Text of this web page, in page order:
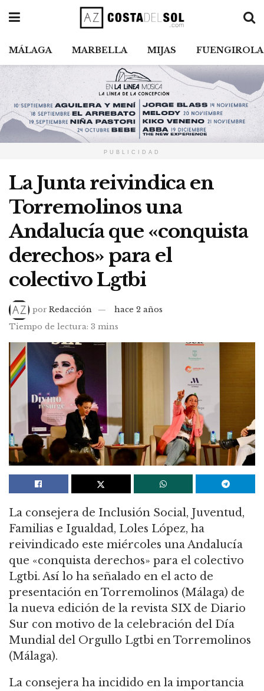
MÁLAGA MARBELLA MIJAS FUENGIROLA
PUBLICIDAD
La Junta reivindica en
Torremolinos una
Andalucía que «conquista
derechos» para el
colectivo Lgtbi
por Redacción
hace 2 años
Tiempo de lectura: 3 mins
La consejera de Inclusión Social, Juventud,
Familias e Igualdad, Loles López, ha
reivindicado este miércoles una Andalucía
que «conquista derechos» para el colectivo
Lgtbi. Así lo ha señalado en el acto de
presentación en Torremolinos (Málaga) de
la nueva edición de la revista SIX de Diario
Sur con motivo de la celebración del Día
Mundial del Orgullo Lgtbi en Torremolinos
(Málaga).
La consejera ha incidido en la importancia